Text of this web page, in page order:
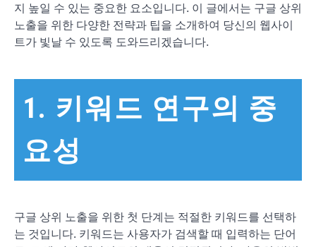
지 높일 수 있는 중요한 요소입니다. 이 글에서는 구글 상위
노출을 위한 다양한 전략과 팁을 소개하여 당신의 웹사이
트가 빛날 수 있도록 도와드리겠습니다.
1. 키워드 연구의 중
요성
구글 상위 노출을 위한 첫 단계는 적절한 키워드를 선택하
는 것입니다. 키워드는 사용자가 검색할 때 입력하는 단어